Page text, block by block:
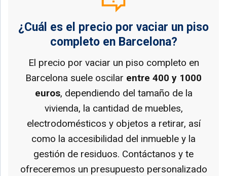
¿Cuál es el precio por vaciar un piso
completo en Barcelona?
El precio por vaciar un piso completo en
Barcelona suele oscilar entre 400 y 1000
euros, dependiendo del tamaño de la
vivienda, la cantidad de muebles,
electrodomésticos y objetos a retirar, así
como la accesibilidad del inmueble y la
gestión de residuos. Contáctanos y te
ofreceremos un presupuesto personalizado